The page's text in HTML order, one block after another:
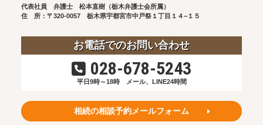
代表社員 弁護士 松本直樹（栃木弁護士会所属）
住 所：〒320-0057 栃木県宇都宮市中戸祭１丁目１４−１５
お電話でのお問い合わせ
028-678-5243
平日9時～18時 メール、LINE24時間
相続の相談予約メールフォーム